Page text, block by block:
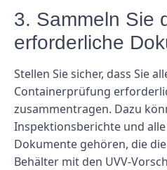
3. Sammeln Sie
erforderliche
Stellen Sie sicher, dass Sie
Containerprüfung
zusammentragen. Dazu
Inspektionsberichte und
Dokumente gehören, die
Behälter mit den UVV-